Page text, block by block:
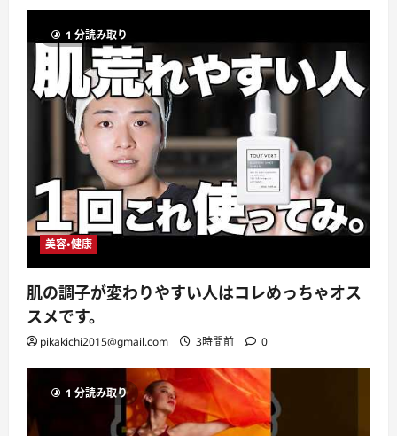
1 分読み取り
美容・健康
肌の調子が変わりやすい人はコレめっちゃオス
スメです。
pikakichi2015@gmail.com 3時間前 0
1 分読み取り